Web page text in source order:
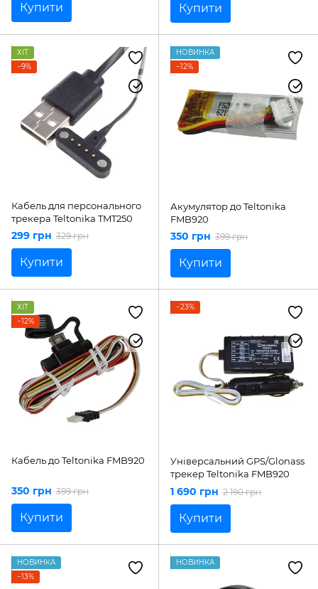
Купити Купити
ХІТ
−9%
Кабель для персонального
трекера Teltonika TMT250
299 грн 329 грн
Купити
НОВИНКА
−12%
Акумулятор до Teltonika
FMB920
350 грн 399 грн
Купити
ХІТ
−12%
Кабель до Teltonika FMB920
350 грн 399 грн
Купити
−23%
Універсальний GPS/Glonass
трекер Teltonika FMB920
1 690 грн 2 190 грн
Купити
НОВИНКА
−13%
НОВИНКА